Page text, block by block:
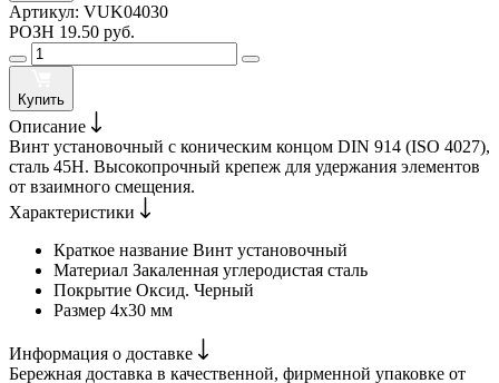
Артикул: VUK04030
РОЗН 19.50 руб.
Купить
Описание
Винт установочный с коническим концом DIN 914 (ISO 4027),
сталь 45H. Высокопрочный крепеж для удержания элементов
от взаимного смещения.
Характеристики
Краткое название Винт установочный
Материал Закаленная углеродистая сталь
Покрытие Оксид. Черный
Размер 4х30 мм
Информация о доставке
Бережная доставка в качественной, фирменной упаковке от